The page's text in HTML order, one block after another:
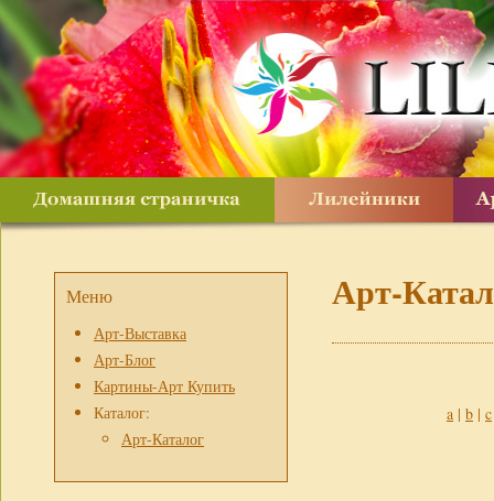
Меню
Арт-Выставка
Арт-Блог
Картины-Арт Купить
Каталог:
Арт-Каталог
Арт-
a | b | c